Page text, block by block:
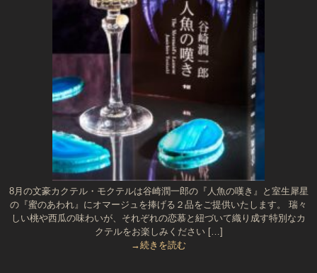
8月の文豪カクテル・モクテルは谷崎潤一郎の『人魚の嘆き』と室生犀星
の『蜜のあわれ』にオマージュを捧げる２品をご提供いたします。 瑞々
しい桃や西瓜の味わいが、それぞれの恋慕と紐づいて織り成す特別なカ
クテルをお楽しみください […]
→続きを読む